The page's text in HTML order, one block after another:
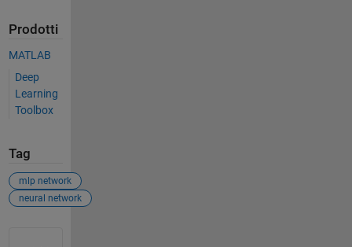
Prodotti
MATLAB
Deep
Learning
Toolbox
Tag
mlp network
neural network